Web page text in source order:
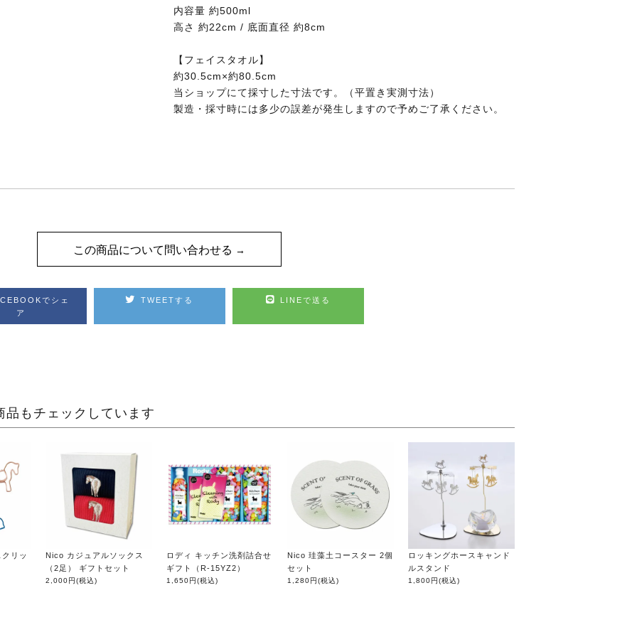
内容量 約500ml
高さ 約22cm / 底面直径 約8cm
【フェイスタオル】
約30.5cm×約80.5cm
当ショップにて採寸した寸法です。（平置き実測寸法）
製造・採寸時には多少の誤差が発生しますので予めご了承ください。
この商品について問い合わせる
でシェ
ア
TWEETする LINEで送る
もチェックしています
リッ
Nico カジュアルソックス
（2足） ギフトセット
2,000円(税込)
ロディ キッチン洗剤詰合せ
ギフト（R-15YZ2）
1,650円(税込)
Nico 珪藻土コースター 2個
セット
1,280円(税込)
ロッキングホースキャンド
ルスタンド
1,800円(税込)